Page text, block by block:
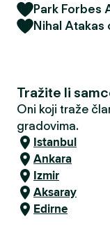
Park Forbes
Nihal Atakas
Tražite li
Oni koji traže
gradovima.
Istanbul
Ankara
Izmir
Aksaray
Edirne